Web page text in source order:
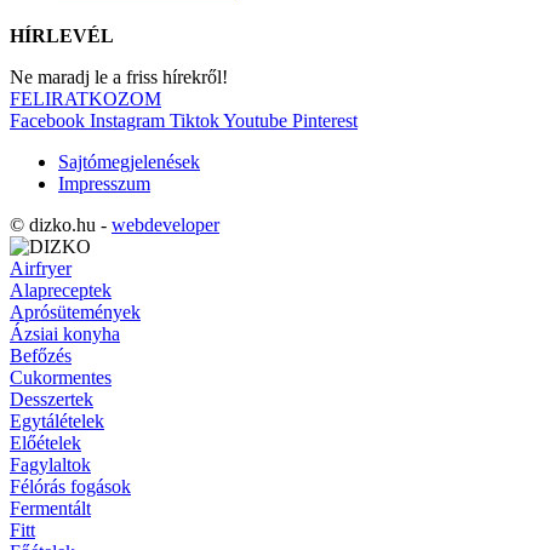
HÍRLEVÉL
Ne maradj le a friss hírekről!
FELIRATKOZOM
Facebook Instagram TiktokYoutube Pinterest
Sajtómegjelenések
Impresszum
© dizko.hu - webdeveloper
Airfryer
Alapreceptek
Aprósütemények
Ázsiai konyha
Befőzés
Cukormentes
Desszertek
Egytálételek
Előételek
Fagylaltok
Félórás fogások
Fermentált
Fitt